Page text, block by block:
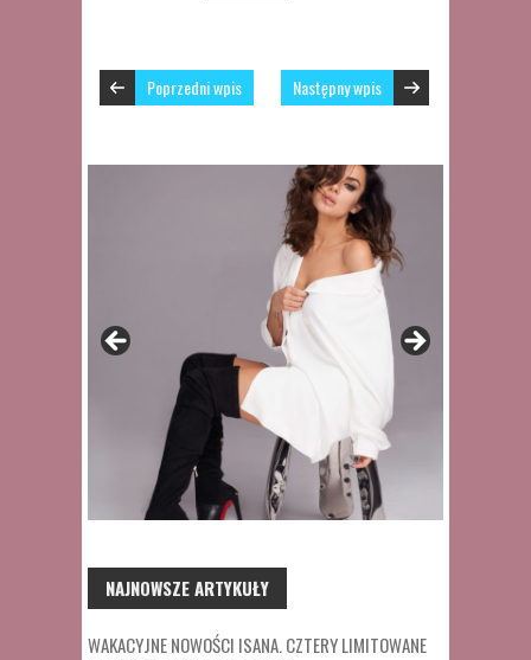
Poprzedni wpis Następny wpis
NAJNOWSZE ARTYKUŁY
WAKACYJNE NOWOŚCI ISANA. CZTERY LIMITOWANE